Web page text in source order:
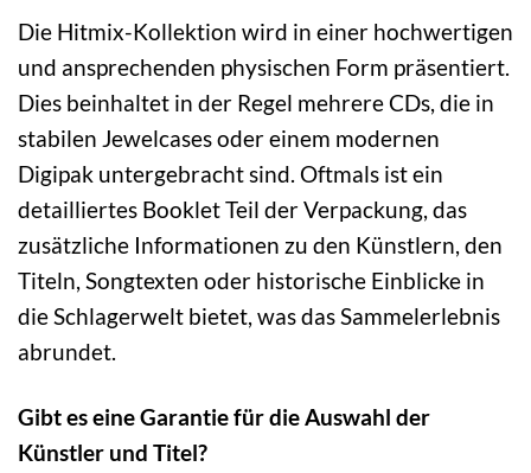
Die Hitmix-Kollektion wird in einer hochwertigen
und ansprechenden physischen Form präsentiert.
Dies beinhaltet in der Regel mehrere CDs, die in
stabilen Jewelcases oder einem modernen
Digipak untergebracht sind. Oftmals ist ein
detailliertes Booklet Teil der Verpackung, das
zusätzliche Informationen zu den Künstlern, den
Titeln, Songtexten oder historische Einblicke in
die Schlagerwelt bietet, was das Sammelerlebnis
abrundet.
Gibt es eine Garantie für die Auswahl der
Künstler und Titel?